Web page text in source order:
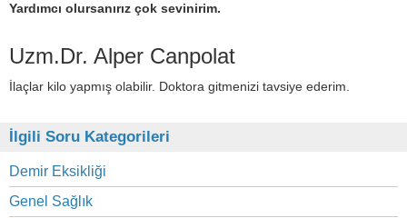
Yardımcı olursanırız çok sevinirim.
Uzm.Dr. Alper Canpolat
İlaçlar kilo yapmış olabilir. Doktora gitmenizi tavsiye ederim.
İlgili Soru Kategorileri
Demir Eksikliği
Genel Sağlık